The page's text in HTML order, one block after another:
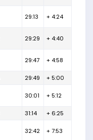
29:13 + 4:24
29:29 + 4:40
29:47 + 4:58
29:49 + 5:00
30:01 + 5:12
31:14 + 6:25
32:42 + 7:53